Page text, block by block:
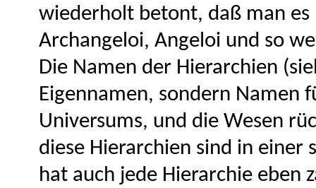
wiederholt betont, daß man es
Archangeloi, Angeloi und so
Die Namen der Hierarchien
Eigennamen, sondern Namen
Universums, und die Wesen
diese Hierarchien sind in
hat auch jede Hierarchie eben